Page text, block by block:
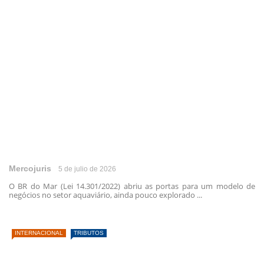
Mercojuris 5 de julio de 2026
O BR do Mar (Lei 14.301/2022) abriu as portas para um modelo de
negócios no setor aquaviário, ainda pouco explorado ...
INTERNACIONAL TRIBUTOS